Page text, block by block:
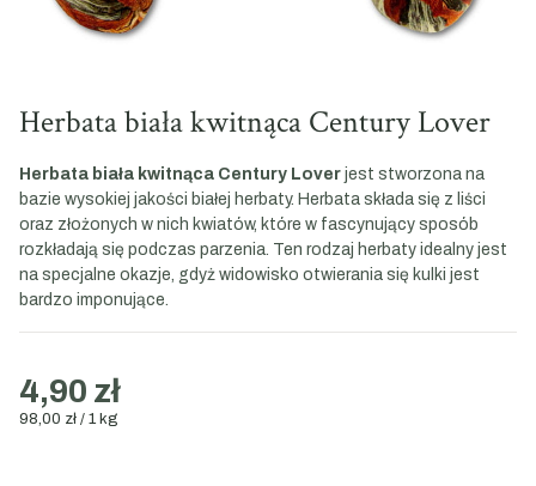
Herbata biała kwitnąca Century Lover
Herbata biała kwitnąca Century Lover jest stworzona na
bazie wysokiej jakości białej herbaty. Herbata składa się z liści
oraz złożonych w nich kwiatów, które w fascynujący sposób
rozkładają się podczas parzenia. Ten rodzaj herbaty idealny jest
na specjalne okazje, gdyż widowisko otwierania się kulki jest
bardzo imponujące.
4,90 zł
98,00 zł / 1 kg